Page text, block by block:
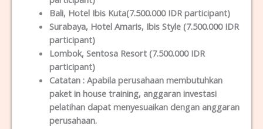
Bali, Hotel Ibis Kuta(7.500.000 IDR participant)
Surabaya, Hotel Amaris, Ibis Style (7.500.000 IDR
participant)
Lombok, Sentosa Resort (7.500.000 IDR
participant)
Catatan :Apabila perusahaan membutuhkan
paket in house training, anggaran investasi
pelatihan dapat menyesuaikan dengan anggaran
perusahaan.